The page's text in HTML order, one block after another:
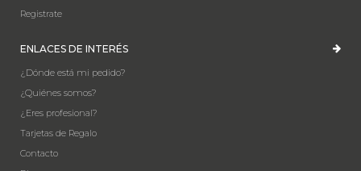
Registrate
ENLACES DE INTERÉS
¿Dónde está mi pedido?
¿Quiénes somos?
¿Eres profesional?
Tarjetas de Regalo
Contacto